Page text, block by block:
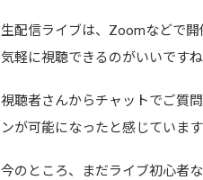
生配信ライブは、Zoomなどで
気軽に視聴できるのがいいですね
視聴者さんからチャットでご質
ンが可能になったと感じています
今のところ、まだライブ初心者な